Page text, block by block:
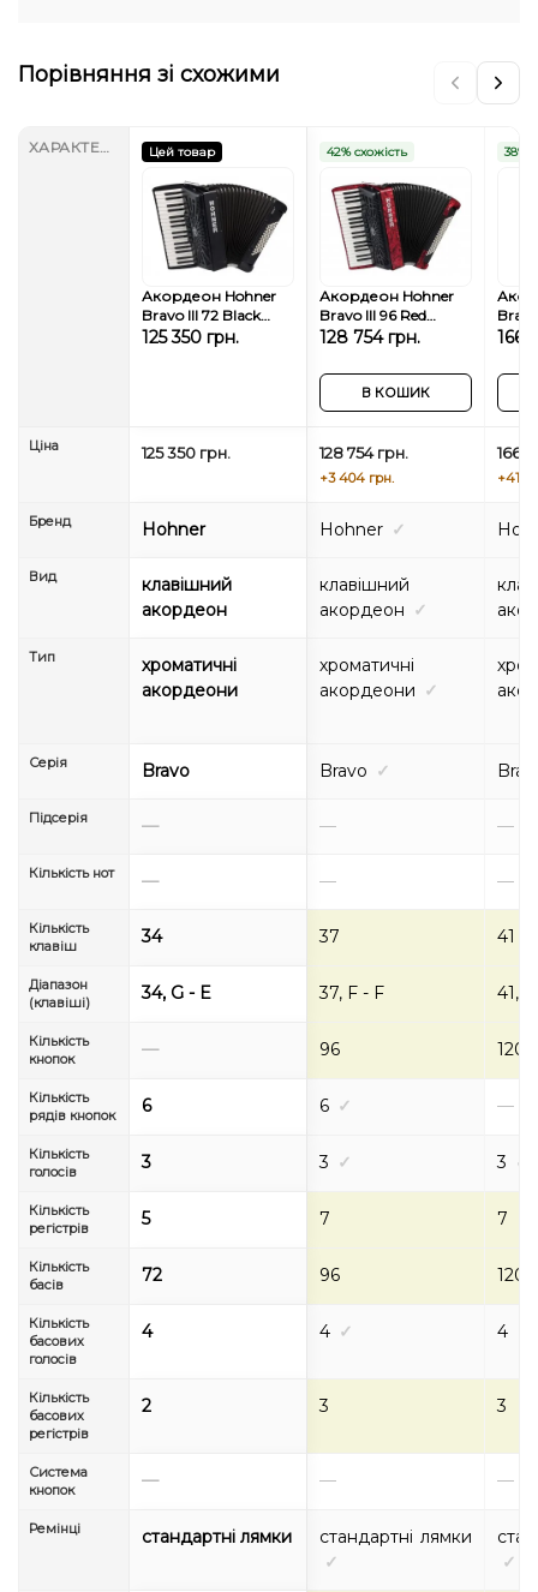
Порівняння зі схожими
Цей товар
Акордеон Hohner
Bravo III 72 Black
А16622 SilentKey (з
125 350 грн.
42% схожість
Акордеон Hohner
Bravo III 96 Red
A16732 SilentKey (з
128 754 грн.
В КОШИК
38%
Blue
166
Ціна 125 350 грн. 128 754 грн.
+3 404 грн.
166
+41
Бренд Hohner Hohner ✓
Вид
клавішний
акордеон
клавішний
акордеон ✓
Тип
хроматичні
акордеони
хроматичні
акордеони ✓
Серія Bravo Bravo ✓
Підсерія — — —
Кількість нот — — —
Кількість
клавіш
34 37 41
Діапазон
(клавіші)
34, G - E 37, F - F 41,
Кількість
кнопок
— 96 120
Кількість
рядів кнопок
6 6 ✓ —
Кількість
голосів
3 3 ✓ 3 ✓
Кількість
регістрів
5 7 7
Кількість
басів
72 96 120
Кількість
басових
голосів
4 4 ✓ 4
Кількість
басових
регістрів
2 3 3
Система
кнопок
— — —
Ремінці стандартні лямки
стандартні лямки
✓
✓